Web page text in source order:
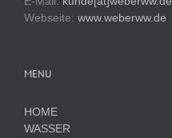
Webseite: www.weberww.de
MENU
HOME
WASSER